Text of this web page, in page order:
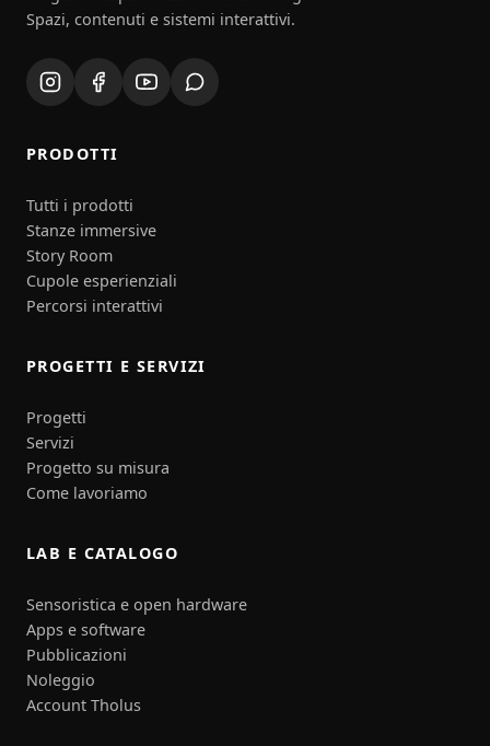
Spazi, contenuti e sistemi interattivi.
PRODOTTI
Tutti i prodotti
Stanze immersive
Story Room
Cupole esperienziali
Percorsi interattivi
PROGETTI E SERVIZI
Progetti
Servizi
Progetto su misura
Come lavoriamo
LAB E CATALOGO
Sensoristica e open hardware
Apps e software
Pubblicazioni
Noleggio
Account Tholus